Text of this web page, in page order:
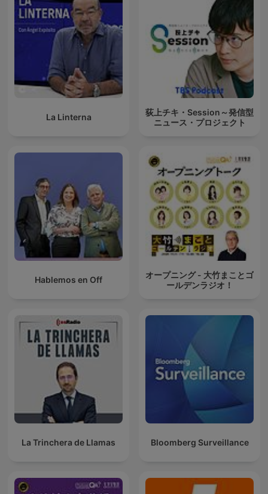
La Linterna
荻上チキ・Session～発信型
ニュース・プロジェクト
Hablemos en Off
オープニング - 大竹まことゴ
ールデンラジオ！
La Trinchera de Llamas Bloomberg Surveillance